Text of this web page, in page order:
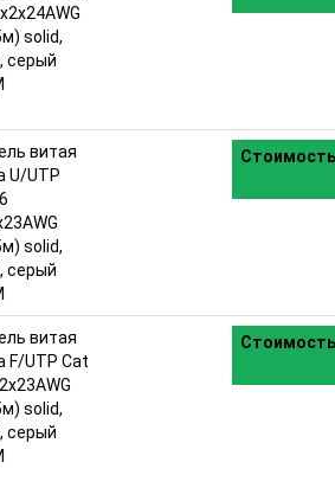
solid,
серый
витая
U/UTP
solid,
серый
витая
F/UTP Cat
solid,
серый